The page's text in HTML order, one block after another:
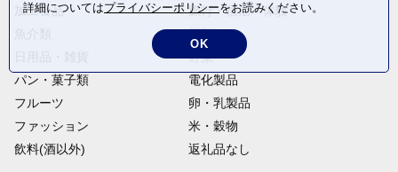
加工食品
旅行・宿泊・体験
麺類
野菜
パン・菓子類
電化製品
フルーツ
卵・乳製品
ファッション
米・穀物
飲料(酒以外)
返礼品なし
詳細についてはプライバシーポリシーをお読みください。
OK